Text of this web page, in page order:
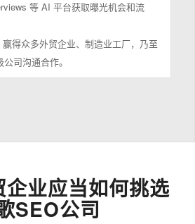
等 AI 平台获取曝光机会和流
赢得众多外贸企业、制造业工厂，乃至
司沟通合作。
业应当如何挑选
SEO公司